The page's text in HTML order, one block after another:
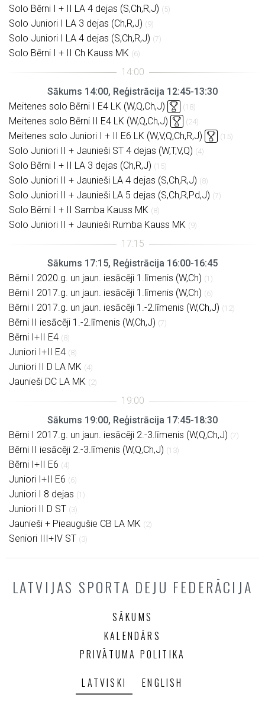
Solo Bērni I + II LA 4 dejas (S,Ch,R,J) (5)
Solo Juniori I LA 3 dejas (Ch,R,J) (9)
Solo Juniori I LA 4 dejas (S,Ch,R,J) (7)
Solo Bērni I + II Ch Kauss MK (6)
Sākums 14:00, Reģistrācija 12:45-13:30
Meitenes solo Bērni I E4 LK (W,Q,Ch,J)
(18)
Meitenes solo Bērni II E4 LK (W,Q,Ch,J) (24)
Meitenes solo Juniori I + II E6 LK (W,V,Q,Ch,R,J) (15)
Solo Juniori II + Jaunieši ST 4 dejas (W,T,V,Q) (4)
Solo Bērni I + II LA 3 dejas (Ch,R,J) (15)
Solo Juniori II + Jaunieši LA 4 dejas (S,Ch,R,J) (8)
Solo Juniori II + Jaunieši LA 5 dejas (S,Ch,R,Pd,J) (7)
Solo Bērni I + II Samba Kauss MK (8)
Solo Juniori II + Jaunieši Rumba Kauss MK (9)
Sākums 17:15, Reģistrācija 16:00-16:45
Bērni I 2020.g. un jaun. iesācēji 1.līmenis (W,Ch) (1)
Bērni I 2017.g. un jaun. iesācēji 1.līmenis (W,Ch) (6)
Bērni I 2017.g. un jaun. iesācēji 1.-2.līmenis (W,Ch,J) (12)
Bērni II iesācēji 1.-2.līmenis (W,Ch,J) (7)
Bērni I+II E4 (8)
Juniori I+II E4 (8)
Juniori II D LA MK (4)
Jaunieši DC LA MK (2)
Sākums 19:00, Reģistrācija 17:45-18:30
Bērni I 2017.g. un jaun. iesācēji 2.-3.līmenis (W,Q,Ch,J) (7)
Bērni II iesācēji 2.-3.līmenis (W,Q,Ch,J) (13)
Bērni I+II E6 (4)
Juniori I+II E6 (6)
Juniori I 8 dejas (1)
Juniori II D ST (3)
Jaunieši + Pieaugušie CB LA MK (2)
Seniori III+IV ST (3)
LATVIJAS SPORTA DEJU FEDERĀCIJA
SĀKUMS
KALENDĀRS
PRIVĀTUMA POLITIKA
LATVISKI ENGLISH